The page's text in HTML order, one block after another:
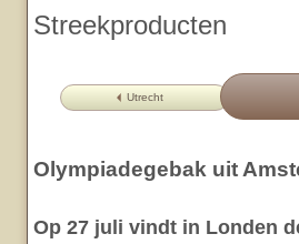
Streekproducten
Utrecht
Olympiadegebak uit
Op 27 juli vindt in Londen